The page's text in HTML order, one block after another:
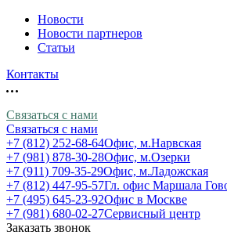
Новости
Новости партнеров
Статьи
Контакты
Связаться с нами
Связаться с нами
+7 (812) 252-68-64Офис, м.Нарвская
+7 (981) 878-30-28Офис, м.Озерки
+7 (911) 709-35-29Офис, м.Ладожская
+7 (812) 447-95-57Гл. офис Маршала
+7 (495) 645-23-92Офис в Москве
+7 (981) 680-02-27Сервисный центр
Заказать звонок